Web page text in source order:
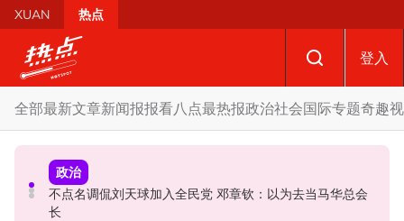
Skip to main content
XUAN 热点
登入
全部最新文章新闻报报看八点最热报政治社会国际专题奇趣
政治
不点名调侃刘天球加入全民党 邓章钦：以为去当马华总会
长
政治
马六甲州选 | 开放看待甲州选合作模式 国盟: 协商互换议席
没问题
社会
国歌响起华人庙宇千人齐肃立 网友动容：这才是真正的马
来西亚